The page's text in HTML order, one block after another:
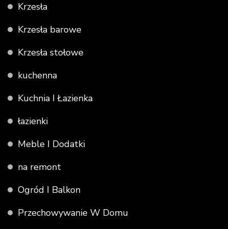
Krzesła
Krzesła barowe
Krzesła stołowe
kuchenna
Kuchnia I Łazienka
łazienki
Meble I Dodatki
na remont
Ogród I Balkon
Przechowywanie W Domu